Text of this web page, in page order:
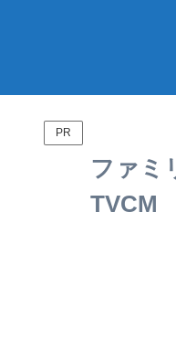
PR
ファミ
TVCM